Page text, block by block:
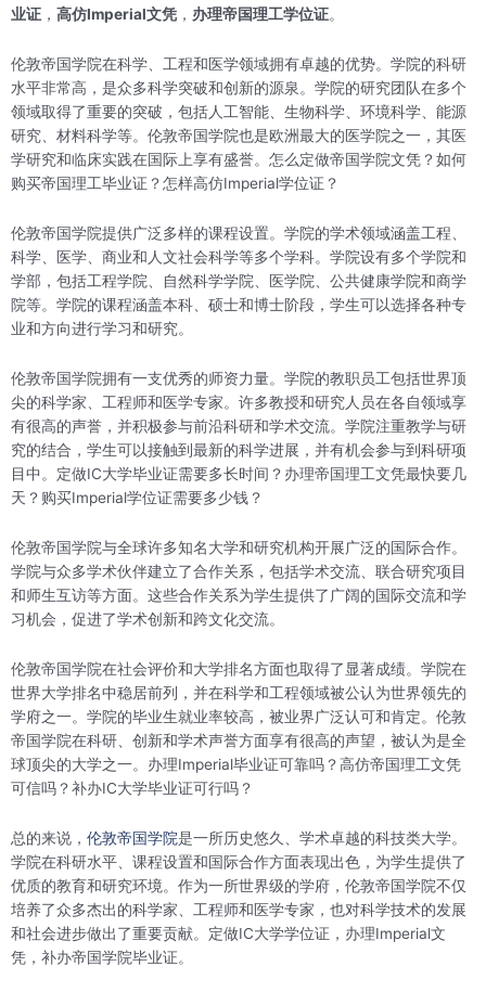
业证 ， 高仿Imperial文凭 ， 办理帝国理工学位证。
伦敦帝国学院在科学、工程和医学领域拥有卓越的优势。学院的科研
水平非常高，是众多科学突破和创新的源泉。学院的研究团队在多个
领域取得了重要的突破，包括人工智能、生物科学、环境科学、能源
研究、材料科学等。伦敦帝国学院也是欧洲最大的医学院之一，其医
学研究和临床实践在国际上享有盛誉。怎么定做帝国学院文凭？如何
购买帝国理工毕业证？怎样高仿Imperial学位证？
伦敦帝国学院提供广泛多样的课程设置。学院的学术领域涵盖工程、
科学、医学、商业和人文社会科学等多个学科。学院设有多个学院和
学部，包括工程学院、自然科学学院、医学院、公共健康学院和商学
院等。学院的课程涵盖本科、硕士和博士阶段，学生可以选择各种专
业和方向进行学习和研究。
伦敦帝国学院拥有一支优秀的师资力量。学院的教职员工包括世界顶
尖的科学家、工程师和医学专家。许多教授和研究人员在各自领域享
有很高的声誉，并积极参与前沿科研和学术交流。学院注重教学与研
究的结合，学生可以接触到最新的科学进展，并有机会参与到科研项
目中。定做IC大学毕业证需要多长时间？办理帝国理工文凭最快要几
天？购买Imperial学位证需要多少钱？
伦敦帝国学院与全球许多知名大学和研究机构开展广泛的国际合作。
学院与众多学术伙伴建立了合作关系，包括学术交流、联合研究项目
和师生互访等方面。这些合作关系为学生提供了广阔的国际交流和学
习机会，促进了学术创新和跨文化交流。
伦敦帝国学院在社会评价和大学排名方面也取得了显著成绩。学院在
世界大学排名中稳居前列，并在科学和工程领域被公认为世界领先的
学府之一。学院的毕业生就业率较高，被业界广泛认可和肯定。伦敦
帝国学院在科研、创新和学术声誉方面享有很高的声望，被认为是全
球顶尖的大学之一。办理Imperial毕业证可靠吗？高仿帝国理工文凭
可信吗？补办IC大学毕业证可行吗？
总的来说， 伦敦帝国学院是一所历史悠久、学术卓越的科技类大学。
学院在科研水平、课程设置和国际合作方面表现出色，为学生提供了
优质的教育和研究环境。作为一所世界级的学府，伦敦帝国学院不仅
培养了众多杰出的科学家、工程师和医学专家，也对科学技术的发展
和社会进步做出了重要贡献。定做IC大学学位证，办理Imperial文
凭，补办帝国学院毕业证。